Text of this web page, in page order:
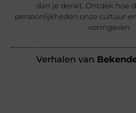
dan je denkt. Ontdek hoe
persoonlijkheden onze cultuur
vormgeven.
Verhalen van